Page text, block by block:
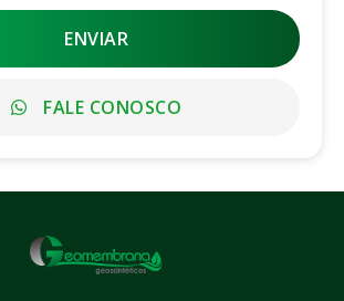
ENVIAR
FALE CONOSCO